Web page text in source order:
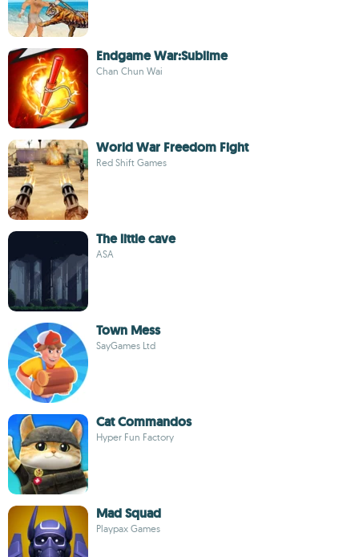
Endgame War:Sublime
Chan Chun Wai
World War Freedom Fight
Red Shift Games
The little cave
ASA
Town Mess
SayGames Ltd
Cat Commandos
Hyper Fun Factory
Mad Squad
Playpax Games